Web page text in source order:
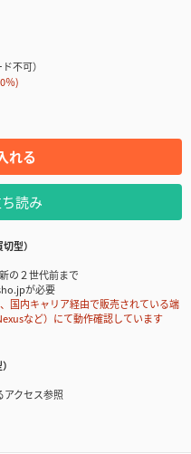
不可）
％)
れる
読み
型）
の２世代前まで
が必要
内キャリア経由で販売されている端
など）にて動作確認しています
クセス参照